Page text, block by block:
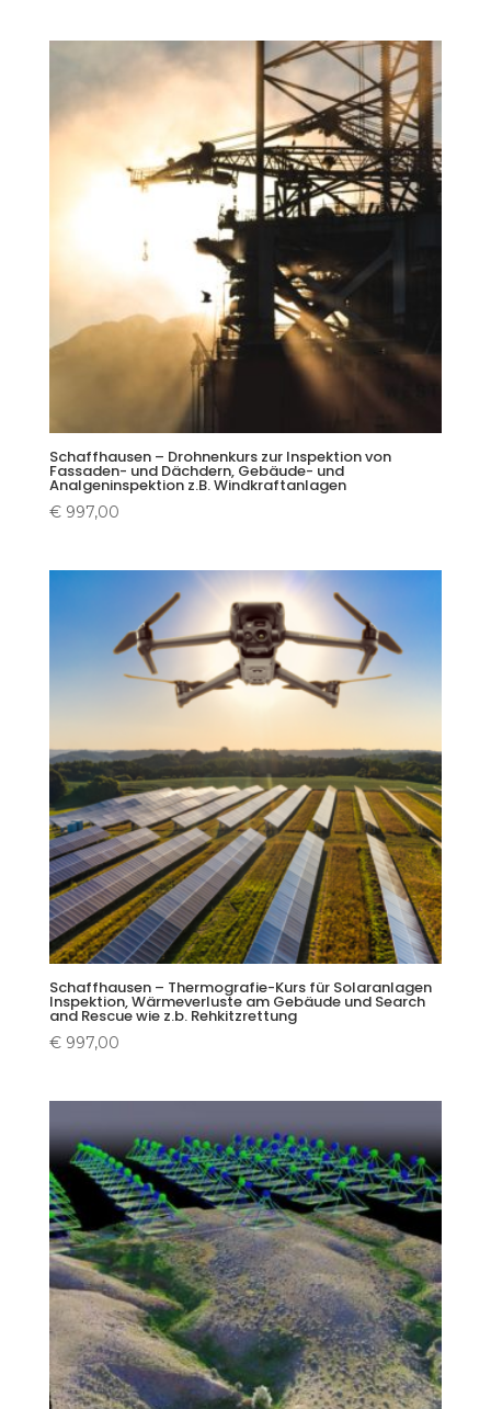
Schaffhausen – Drohnenkurs zur Inspektion von
Fassaden- und Dächdern, Gebäude- und
Analgeninspektion z.B. Windkraftanlagen
€997,00
Schaffhausen – Thermografie-Kurs für Solaranlagen
Inspektion, Wärmeverluste am Gebäude und Search
and Rescue wie z.b. Rehkitzrettung
€997,00